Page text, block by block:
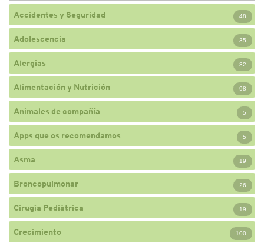
Accidentes y Seguridad 48
Adolescencia 35
Alergias 32
Alimentación y Nutrición 98
Animales de compañía 5
Apps que os recomendamos 5
Asma 19
Broncopulmonar 26
Cirugía Pediátrica 19
Crecimiento 100